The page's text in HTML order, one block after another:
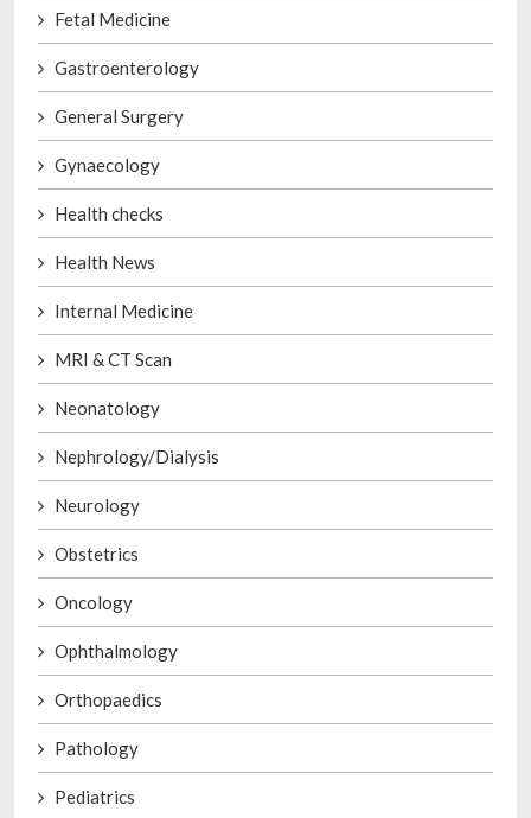
Fetal Medicine
Gastroenterology
General Surgery
Gynaecology
Health checks
Health News
Internal Medicine
MRI & CT Scan
Neonatology
Nephrology/Dialysis
Neurology
Obstetrics
Oncology
Ophthalmology
Orthopaedics
Pathology
Pediatrics